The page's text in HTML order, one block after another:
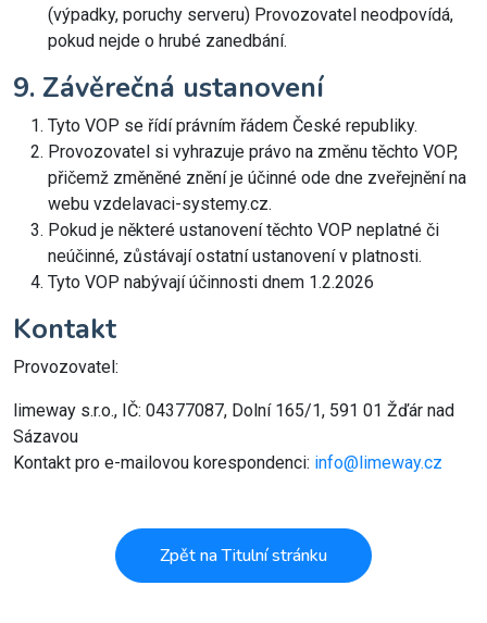
(výpadky, poruchy serveru) Provozovatel neodpovídá,
pokud nejde o hrubé zanedbání.
9. Závěrečná ustanovení
Tyto VOP se řídí právním řádem České republiky.
Provozovatel si vyhrazuje právo na změnu těchto VOP,
přičemž změněné znění je účinné ode dne zveřejnění na
webu vzdelavaci-systemy.cz.
Pokud je některé ustanovení těchto VOP neplatné či
neúčinné, zůstávají ostatní ustanovení v platnosti.
Tyto VOP nabývají účinnosti dnem 1.2.2026
Kontakt
Provozovatel:
limeway s.r.o., IČ: 04377087, Dolní 165/1, 591 01 Žďár nad
Sázavou
Kontakt pro e-mailovou korespondenci: info@limeway.cz
Zpět na Titulní stránku